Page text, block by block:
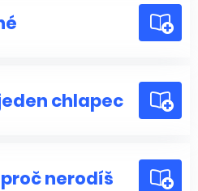
chlapec
nerodíš